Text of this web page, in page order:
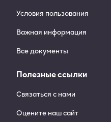
Условия пользования
Важная информация
Все документы
Полезные ссылки
Связаться с нами
Оцените наш сайт